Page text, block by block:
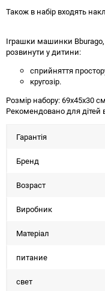
Також в набір входять
Іграшки машинки
розвинути у дитини:
сприйняття
кругозір.
Розмір набору: 69х45х30
Рекомендовано для дітей
Гарантія
Бренд
Возраст
Виробник
Матеріал
питание
свет